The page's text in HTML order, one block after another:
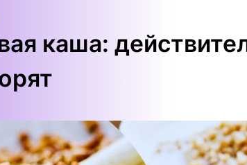
каша: